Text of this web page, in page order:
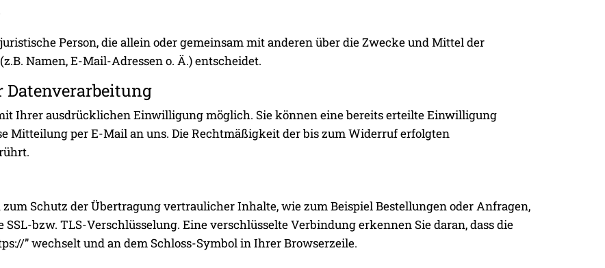
Person, die allein oder gemeinsam mit anderen über die Zwecke und Mittel der
Namen, E-Mail-Adressen o. Ä.) entscheidet.
Ihrer ausdrücklichen Einwilligung möglich. Sie können eine bereits erteilte Einwilligung
Mitteilung per E-Mail an uns. Die Rechtmäßigkeit der bis zum Widerruf erfolgten
Schutz der Übertragung vertraulicher Inhalte, wie zum Beispiel Bestellungen oder Anfragen,
SSL-bzw. TLS-Verschlüsselung. Eine verschlüsselte Verbindung erkennen Sie daran, dass die
” wechselt und an dem Schloss-Symbol in Ihrer Browserzeile.